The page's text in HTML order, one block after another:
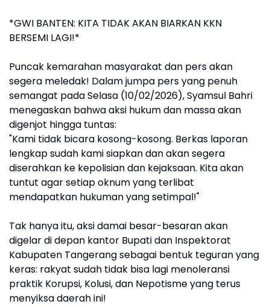
*GWI BANTEN: KITA TIDAK AKAN BIARKAN KKN
BERSEMI LAGI!*
Puncak kemarahan masyarakat dan pers akan
segera meledak! Dalam jumpa pers yang penuh
semangat pada Selasa (10/02/2026), Syamsul Bahri
menegaskan bahwa aksi hukum dan massa akan
digenjot hingga tuntas:
"Kami tidak bicara kosong-kosong. Berkas laporan
lengkap sudah kami siapkan dan akan segera
diserahkan ke kepolisian dan kejaksaan. Kita akan
tuntut agar setiap oknum yang terlibat
mendapatkan hukuman yang setimpal!"
Tak hanya itu, aksi damai besar-besaran akan
digelar di depan kantor Bupati dan Inspektorat
Kabupaten Tangerang sebagai bentuk teguran yang
keras: rakyat sudah tidak bisa lagi menoleransi
praktik Korupsi, Kolusi, dan Nepotisme yang terus
menyiksa daerah ini!